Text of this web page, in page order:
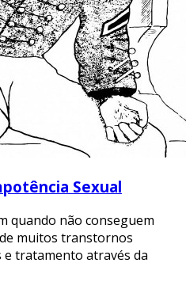
Sexual
quando não conseguem
muitos transtornos
e tratamento através da